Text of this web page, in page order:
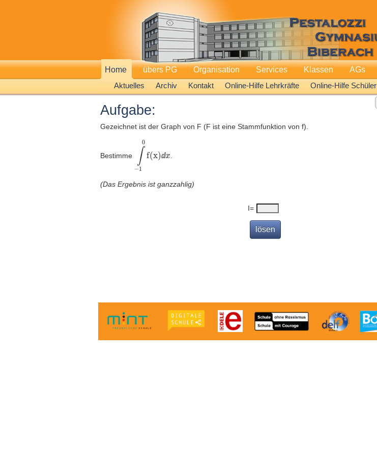
Home
Aktuelles
Archiv Kontakt Online-Hilfe Lehrkräfte Online-Hilfe Schüler
übers PG Organisation Services Klassen AGs
Aufgabe:
Gezeichnet ist der Graph von F (F ist eine Stammfunktion von f).
Bestimme
-10
.
(Das Ergebnis ist ganzzahlig)
I=